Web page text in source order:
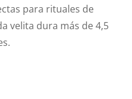
para rituales de
velita dura más de 4,5